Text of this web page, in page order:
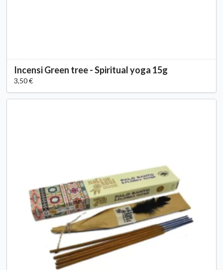
Incensi Green tree - Spiritual yoga 15g
3,50 €